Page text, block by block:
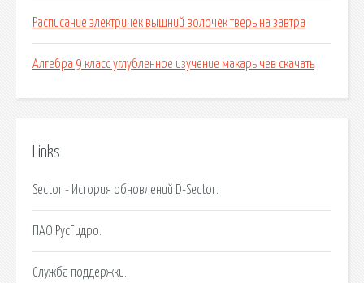
Расписание электричек вышний волочек тверь на завтра
Алгебра 9 класс углубленное изучение макарычев скачать
Links
Sector - История обновлений D-Sector.
ПАО РусГидро.
Служба поддержки.